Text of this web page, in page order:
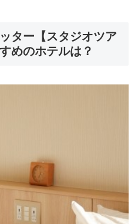
ター【スタジオツア
めのホテルは？